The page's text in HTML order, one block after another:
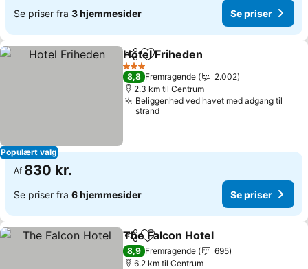
Se priser fra 3 hjemmesider Se priser
Populært valg
Del Føj til favoritter
Hotel Friheden
3 Stjerner
8,8 Fremragende
2.002
2.3 km til Centrum
Beliggenhed ved havet med adgang til
strand
Af 830 kr.
Se priser fra 6 hjemmesider Se priser
Del Føj til favoritter
The Falcon Hotel
8,9 Fremragende
695
6.2 km til Centrum